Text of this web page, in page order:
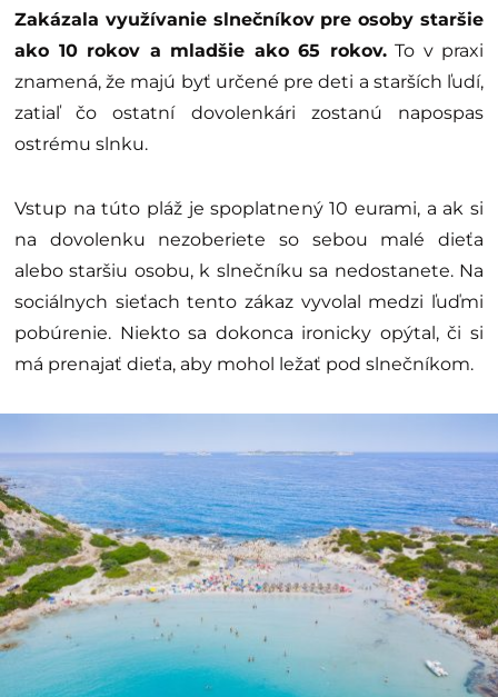
Zakázala využívanie slnečníkov pre osoby staršie
ako 10 rokov a mladšie ako 65 rokov.To v praxi
znamená, že majú byť určené pre deti a starších ľudí,
zatiaľ čo ostatní dovolenkári zostanú napospas
ostrému slnku.
Vstup na túto pláž je spoplatnený 10 eurami, a ak si
na dovolenku nezoberiete so sebou malé dieťa
alebo staršiu osobu, k slnečníku sa nedostanete. Na
sociálnych sieťach tento zákaz vyvolal medzi ľuďmi
pobúrenie. Niekto sa dokonca ironicky opýtal, či si
má prenajať dieťa, aby mohol ležať pod slnečníkom.